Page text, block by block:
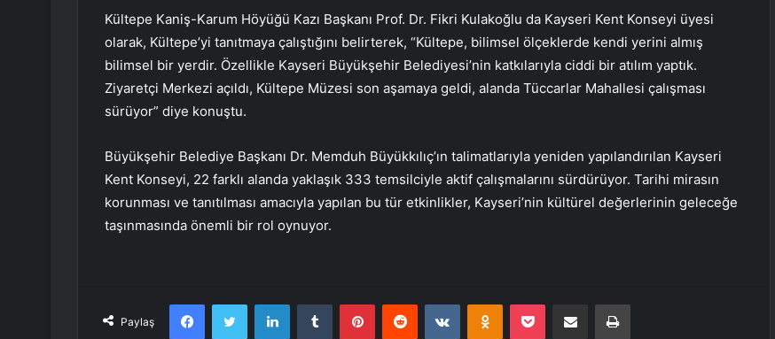
Kültepe Kaniş-Karum Höyüğü Kazı Başkanı Prof. Dr. Fikri Kulakoğlu da Kayseri Kent Konseyi üyesi
olarak, Kültepe’yi tanıtmaya çalıştığını belirterek, “Kültepe, bilimsel ölçeklerde kendi yerini almış
bilimsel bir yerdir. Özellikle Kayseri Büyükşehir Belediyesi’nin katkılarıyla ciddi bir atılım yaptık.
Ziyaretçi Merkezi açıldı, Kültepe Müzesi son aşamaya geldi, alanda Tüccarlar Mahallesi çalışması
sürüyor” diye konuştu.
Büyükşehir Belediye Başkanı Dr. Memduh Büyükkılıç’ın talimatlarıyla yeniden yapılandırılan Kayseri
Kent Konseyi, 22 farklı alanda yaklaşık 333 temsilciyle aktif çalışmalarını sürdürüyor. Tarihi mirasın
korunması ve tanıtılması amacıyla yapılan bu tür etkinlikler, Kayseri’nin kültürel değerlerinin geleceğe
taşınmasında önemli bir rol oynuyor.
Paylaş
FacebookTwitter LinkedInTumblr PinterestReddit VKontakteOdnoklassniki
Pocket E-Posta ile paylaş Yazdır